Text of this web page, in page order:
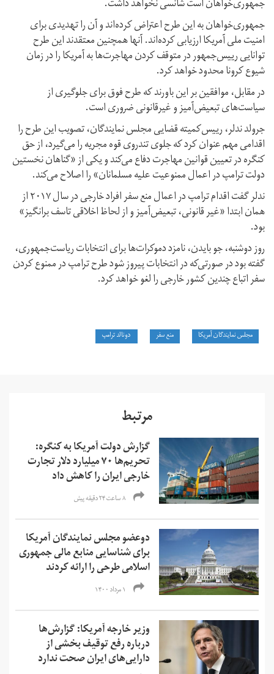
جمهوری‌خواهان است شانسی نخواهد داشت.
جمهوری‌خواهان به این طرح اعتراض کرده‌اند و آن را تهدیدی برای
امنیت ملی آمریکا ارزیابی کرده‌اند. آنها همچنین معتقدند این طرح
توانایی رییس‌جمهور در متوقف کردن مهاجرت‌ها به آمریکا را در زمان
شیوع کرونا محدود خواهد کرد.
در مقابل، موافقین بر این باورند که طرح فوق برای جلوگیری از
سیاست‌های تبعیض‌آمیز و غیرقانونی ضروری است.
جرولد ندلر، رییس‌کمیته قضایی مجلس نمایندگان، تصویب این طرح را
اقدامی مهم عنوان کرد که جلوی تندروی قوه مجریه را می‌گیرد، از حق
کنگره در تعیین قوانین مهاجرت دفاع می‌کند و یکی از «گناهان نخستین
دولت ترامپ در اعمال ممنوعیت علیه مسلمانان» را اصلاح می‌کند.
ندلر گفت اقدام ترامپ در اعمال منع سفر افراد خارجی در سال ۲۰۱۷ از
همان ابتدا «غیر قانونی، تبعیض‌آمیز و از لحاظ اخلاقی تاسف برانگیز»
بود.
روز دوشنبه، جو بایدن، نامزد دموکرات‌ها برای انتخابات ریاست‌جمهوری،
گفته بود در صورتی‌که در انتخابات پیروز شود طرح ترامپ در ممنوع کردن
سفر اتباع چندین کشور خارجی را لغو خواهد کرد.
مجلس نمایندگان آمریکا منع سفر دونالد ترامپ
مرتبط
گزارش دولت آمریکا به کنگره:
تحریم‌ها ۷۰ میلیارد دلار تجارت
خارجی ایران را کاهش داد
۸ ساعت ۲۴ دقیقه پیش
دوعضو مجلس نمایندگان آمریکا
برای شناسایی منابع مالی جمهوری
اسلامی طرحی را ارائه کردند
۱ مرداد ۱۴۰۰
وزیر خارجه آمریکا: گزارش‌ها
درباره رفع توقیف بخشی از
دارایی‌های ایران صحت ندارد